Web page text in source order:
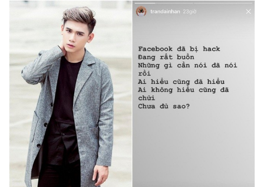
Gần đây, Hơn 90 triệu người dùng Facebook bị buộc đăng xuất khỏi
tài khoản của mình vào sáng thứ 6 (28/9), nhằm tránh bị tấn công.
Trong số này, có 50 triệu tài khoản bị ảnh hưởng trực tiếp.
Động thái này cho thấy giới hacker đang hoạt động khá mạnh mẽ
nhằm vào tất cả các đối tượng mà chúng muốn, thông qua những
thủ thuật tinh vi. Theo nhiều chia sẻ, thực chất nhóm hacker hoạt
động kiểu "cộng sinh", khoảng 20 người trong một đội. Chúng chia
ra 2 team, một team chuyên "hack" và một team chuyên "lấy". Đôi
bên cùng có lợi.